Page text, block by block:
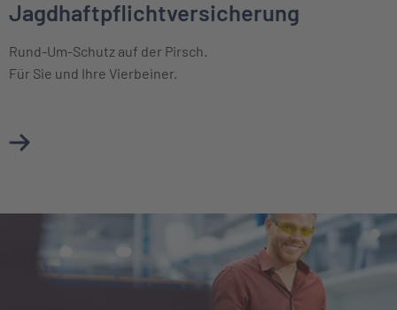
Jagdhaftpflichtversicherung
Rund-Um-Schutz auf der Pirsch.
Für Sie und Ihre Vierbeiner.
Mehr über Jagdhaftpflichtversicherung erfahren